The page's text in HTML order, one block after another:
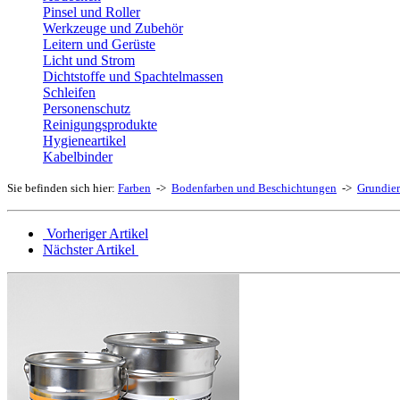
Pinsel und Roller
Werkzeuge und Zubehör
Leitern und Gerüste
Licht und Strom
Dichtstoffe und Spachtelmassen
Schleifen
Personenschutz
Reinigungsprodukte
Hygieneartikel
Kabelbinder
Sie befinden sich hier: Farben -> Bodenfarben und Beschichtungen ->
Vorheriger Artikel
Nächster Artikel